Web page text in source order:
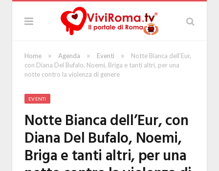
Home » Agenda » Eventi »
Notte Bianca dell’Eur,
con Diana Del Bufalo, Noemi, Briga e tanti altri, per una
notte contro la violenza di genere
EVENTI
Notte Bianca dell’Eur, con
Diana Del Bufalo, Noemi,
Briga e tanti altri, per una